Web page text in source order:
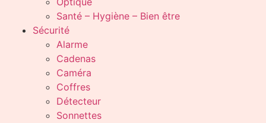
Santé – Hygiène – Bien être
Sécurité
Alarme
Cadenas
Caméra
Coffres
Détecteur
Sonnettes